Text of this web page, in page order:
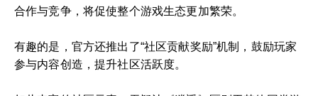
合作与竞争，将促使整个游戏生态更加繁荣。
有趣的是，官方还推出了“社区贡献奖励”机制，鼓励玩家
参与内容创造，提升社区活跃度。